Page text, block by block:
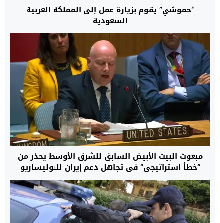
“حموشي” يقوم بزيارة عمل إلى المملكة العربية
السعودية
مبعوث البيت الأبيض السابق للشرق الأوسط يحذر من
“خطأ استراتيجي” في تجاهل دعم إيران للبوليساريو
لتحويلها إلى ذراع عسكري يهدد استقرار شمال إفريقيا